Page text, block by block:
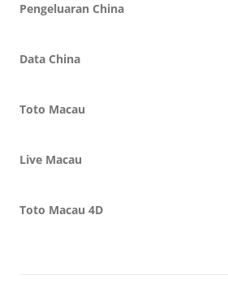
Pengeluaran China
Data China
Toto Macau
Live Macau
Toto Macau 4D